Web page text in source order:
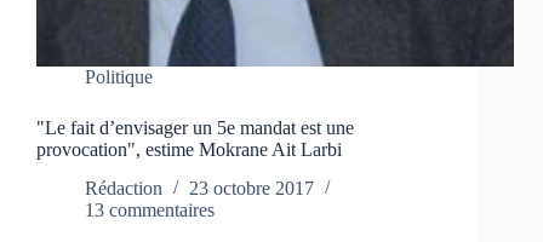
Politique
"Le fait d’envisager un 5e mandat est une
provocation", estime Mokrane Ait Larbi
Rédaction
23 octobre 2017
13 commentaires